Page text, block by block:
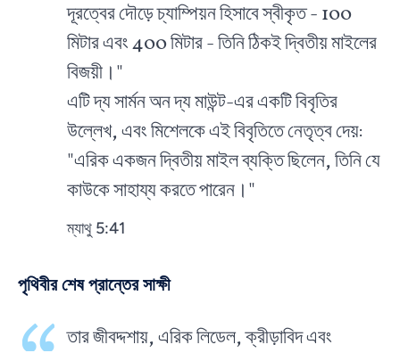
দূরত্বের দৌড়ে চ্যাম্পিয়ন হিসাবে স্বীকৃত - 100
মিটার এবং 400 মিটার - তিনি ঠিকই দ্বিতীয় মাইলের
বিজয়ী।"
এটি দ্য সার্মন অন দ্য মাউন্ট-এর একটি বিবৃতির
উল্লেখ, এবং মিশেলকে এই বিবৃতিতে নেতৃত্ব দেয়:
"এরিক একজন দ্বিতীয় মাইল ব্যক্তি ছিলেন, তিনি যে
কাউকে সাহায্য করতে পারেন।"
ম্যাথু 5:41
পৃথিবীর শেষ প্রান্তের সাক্ষী
তার জীবদ্দশায়, এরিক লিডেল, ক্রীড়াবিদ এবং